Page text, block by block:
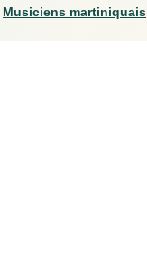
Musiciens martiniquais